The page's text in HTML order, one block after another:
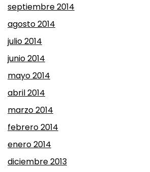
septiembre 2014
agosto 2014
julio 2014
junio 2014
mayo 2014
abril 2014
marzo 2014
febrero 2014
enero 2014
diciembre 2013